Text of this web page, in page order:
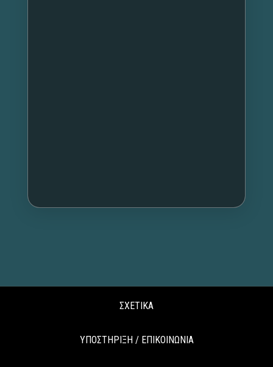
ΣΧΕΤΙΚΑ
ΥΠΟΣΤΗΡΙΞΗ / ΕΠΙΚΟΙΝΩΝΙΑ